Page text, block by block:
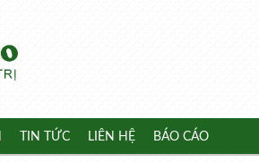
TIN TỨC LIÊN HỆ BÁO CÁO